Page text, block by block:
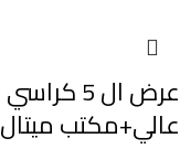
عالي+مكتب ميتال